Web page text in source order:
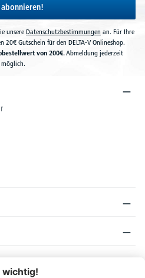
unsereDatenschutzbestimmungen an. Für Ihre
20€ Gutschein für den DELTA-V Onlineshop.
von 200€.Abmeldung jederzeit
möglich.